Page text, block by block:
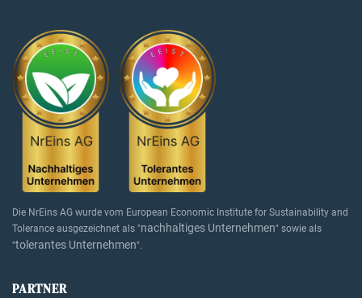
Die NrEins AG wurde vom European Economic Institute for Sustainability and
Tolerance ausgezeichnet als "nachhaltiges Unternehmen" sowie als
"tolerantes Unternehmen".
PARTNER